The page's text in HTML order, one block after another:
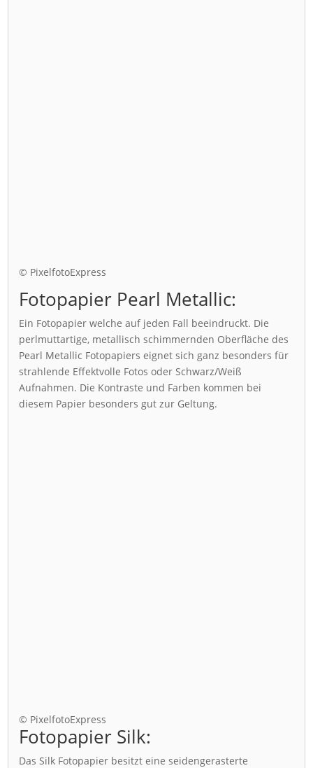
© PixelfotoExpress
Fotopapier Pearl Metallic:
Ein Fotopapier welche auf jeden Fall beeindruckt. Die
perlmuttartige, metallisch schimmernden Oberfläche des
Pearl Metallic Fotopapiers eignet sich ganz besonders für
strahlende Effektvolle Fotos oder Schwarz/Weiß
Aufnahmen. Die Kontraste und Farben kommen bei
diesem Papier besonders gut zur Geltung.
© PixelfotoExpress
Fotopapier Silk:
Das Silk Fotopapier besitzt eine seidengerasterte